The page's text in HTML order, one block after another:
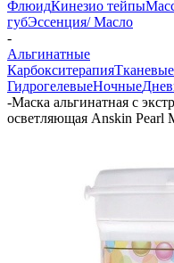
ФлюидКинезио тейпы
губЭссенция/ Масло
-
Альгинатные
Карбокситерапия
ГидрогелевыеНочные
-Маска альгинатная с
осветляющая Anskin Pearl